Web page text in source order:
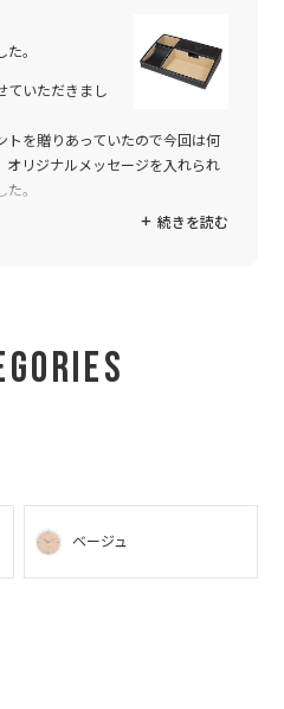
。
ていただきまし
トを贈りあっていたので今回は何
オリジナルメッセージを入れられ
。
リギリの依頼になってしまいまし
のお願いにも素早くご対応いただ
続きを読む
ベージュ